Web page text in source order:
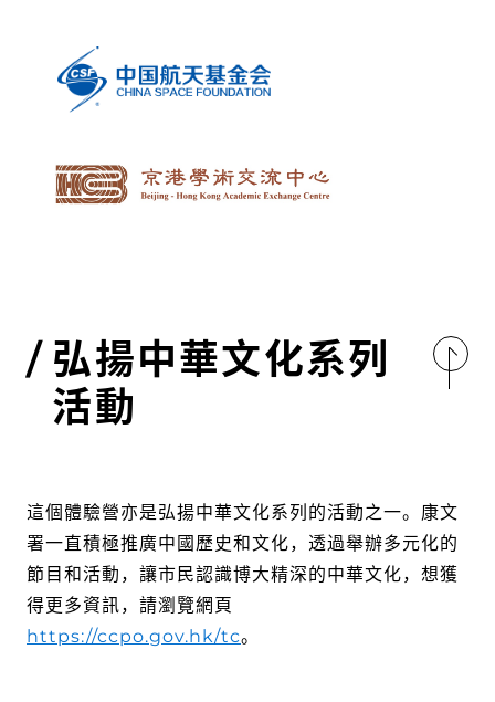
弘揚中華文化系列
活動
這個體驗營亦是弘揚中華文化系列的活動之一。康文
署一直積極推廣中國歷史和文化，透過舉辦多元化的
節目和活動，讓市民認識博大精深的中華文化，想獲
得更多資訊，請瀏覽網頁
https://ccpo.gov.hk/tc。